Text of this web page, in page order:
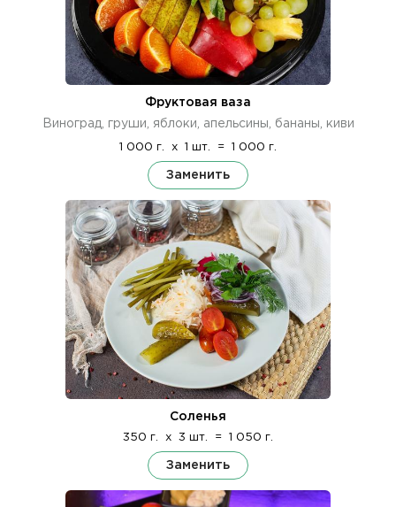
Фруктовая ваза
Виноград, груши, яблоки, апельсины, бананы, киви
1 000 г. x 1 шт. = 1 000 г.
Заменить
Соленья
350 г. x 3 шт. = 1 050 г.
Заменить